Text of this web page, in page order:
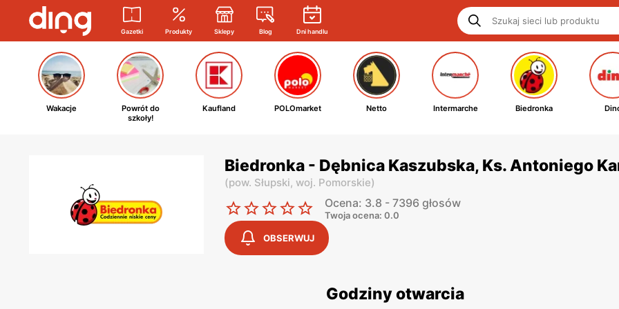
Gazetki Produkty Sklepy Blog Dni handlu
Wakacje
Powrót do
szkoły!
Kaufland POLOmarket Netto Intermarche Biedronka
Biedronka - Dębnica Kaszubska, Ks. Antoniego
(pow. Słupski, woj. Pomorskie)
Ocena: 3.8 - 7396 głosów
Twoja ocena: 0.0
OBSERWUJ
Godziny otwarcia